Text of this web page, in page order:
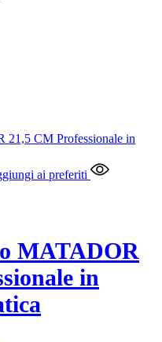
ai preferiti
MATADOR
in